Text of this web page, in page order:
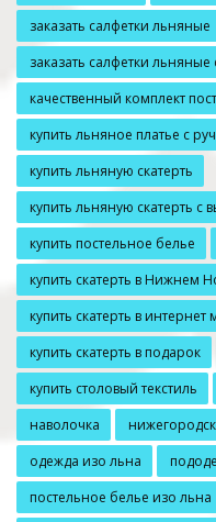
заказать салфетки льняные
заказать салфетки
качественный комплект
купить льняное платье с
купить льняную скатерть
купить льняную скатерть с
купить постельное белье
купить скатерть в Нижнем
купить скатерть в интернет
купить скатерть в подарок
купить столовый текстиль
наволочка
одежда изо льна
постельное белье изо льна